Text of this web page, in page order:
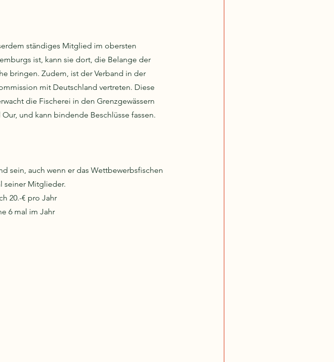
ständiges Mitglied im obersten
ist, kann sie dort, die Belange der
bringen. Zudem, ist der Verband in der
mit Deutschland vertreten. Diese
die Fischerei in den Grenzgewässern
und kann bindende Beschlüsse fassen.
sein, auch wenn er das Wettbewerbsfischen
seiner Mitglieder.
20.-€ pro Jahr
6 mal im Jahr